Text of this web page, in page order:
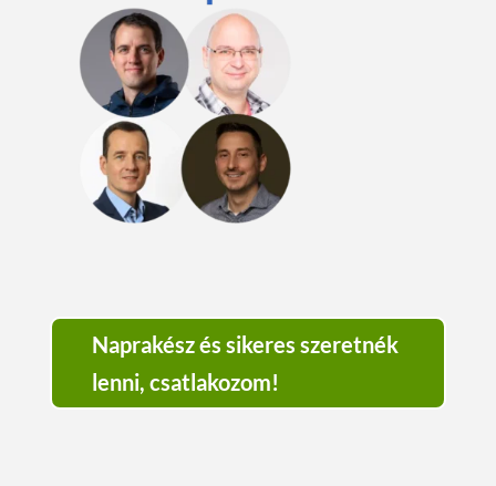
Naprakész és sikeres szeretnék
lenni, csatlakozom!